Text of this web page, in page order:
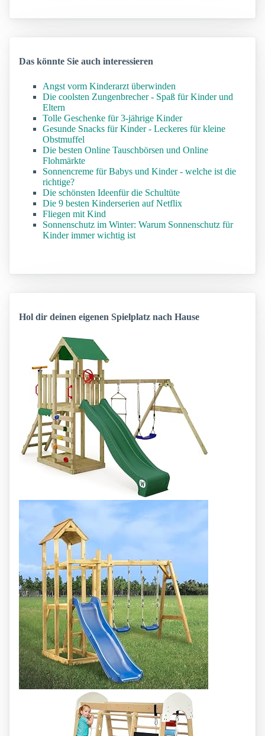
Das könnte Sie auch interessieren
Angst vorm Kinderarzt überwinden
Die coolsten Zungenbrecher - Spaß für Kinder und
Eltern
Tolle Geschenke für 3-jährige Kinder
Gesunde Snacks für Kinder - Leckeres für kleine
Obstmuffel
Die besten Online Tauschbörsen und Online
Flohmärkte
Sonnencreme für Babys und Kinder - welche ist die
richtige?
Die schönsten Ideenfür die Schultüte
Die 9 besten Kinderserien auf Netflix
Fliegen mit Kind
Sonnenschutz im Winter: Warum Sonnenschutz für
Kinder immer wichtig ist
Hol dir deinen eigenen Spielplatz nach Hause